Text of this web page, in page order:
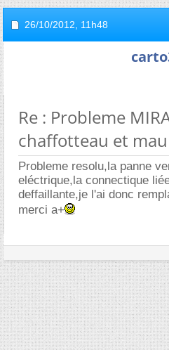
26/10/2012, 11h48
Re : Probleme
chaffotteau et
Probleme resolu,la panne
eléctrique,la connectique
deffaillante,je l'ai donc
merci a+